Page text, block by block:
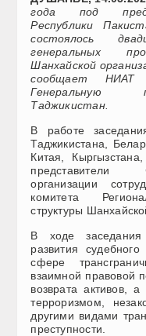
года под
Республики
состоялось
генеральных
Шанхайской
сообщает НИАТ
Генеральную
Таджикистан.
В работе
Таджикистана,
Китая,
представители
организации
комитета
структуры
В ходе
развития
сфере
взаимной правовой
возврата активов,
терроризмом,
другими видами
преступности.